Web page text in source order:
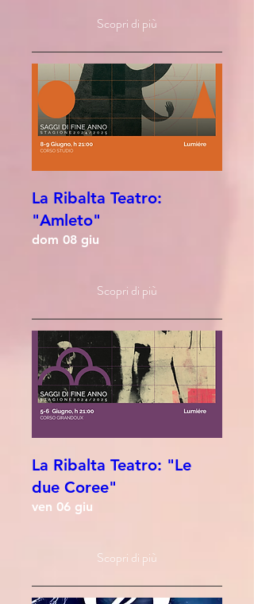
Scopri di più
La Ribalta Teatro:
"Amleto"
dom 08 giu
Scopri di più
La Ribalta Teatro: "Le
due Coree"
ven 06 giu
Scopri di più